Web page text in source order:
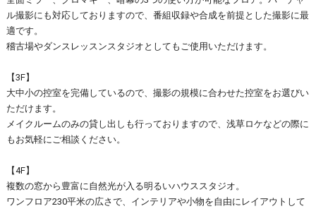
ル撮影にも対応しておりますので、番組収録や合成を前提とした撮影に最
適です。
稽古場やダンスレッスンスタジオとしてもご使用いただけます。
【3F】
大中小の控室を完備しているので、撮影の規模に合わせた控室をお選びい
ただけます。
メイクルームのみの貸し出しも行っておりますので、浅草ロケなどの際に
もお気軽にご相談ください。
【4F】
複数の窓から豊富に自然光が入る明るいハウススタジオ。
ワンフロア230平米の広さで、インテリアや小物を自由にレイアウトして